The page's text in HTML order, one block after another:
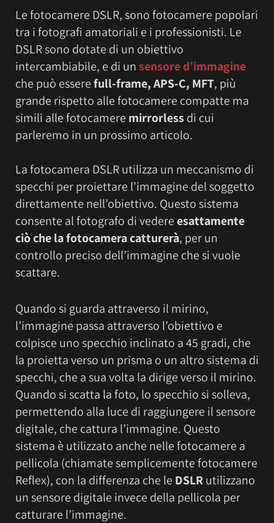
Le fotocamere DSLR, sono fotocamere popolari
tra i fotografi amatoriali e i professionisti. Le
DSLR sono dotate di un obiettivo
intercambiabile, e di unsensore d’immagine
che può esserefull-frame,APS-C, MFT, più
grande rispetto alle fotocamere compatte ma
simili alle fotocamere mirrorlessdi cui
parleremo in un prossimo articolo.
La fotocamera DSLR utilizza un meccanismo di
specchi per proiettare l’immagine del soggetto
direttamente nell’obiettivo. Questo sistema
consente al fotografo di vedereesattamente
ciò che la fotocamera catturerà, per un
controllo preciso dell’immagine che si vuole
scattare.
Quando si guarda attraverso il mirino,
l’immagine passa attraverso l’obiettivo e
colpisce uno specchio inclinato a 45 gradi, che
la proietta verso un prisma o un altro sistema di
specchi, che a sua volta la dirige verso il mirino.
Quando si scatta la foto, lo specchio si solleva,
permettendo alla luce di raggiungere il sensore
digitale, che cattura l’immagine. Questo
sistema è utilizzato anche nelle fotocamere a
pellicola (chiamate semplicemente fotocamere
Reflex), con la differenza che le DSLRutilizzano
un sensore digitale invece della pellicola per
catturare l’immagine.